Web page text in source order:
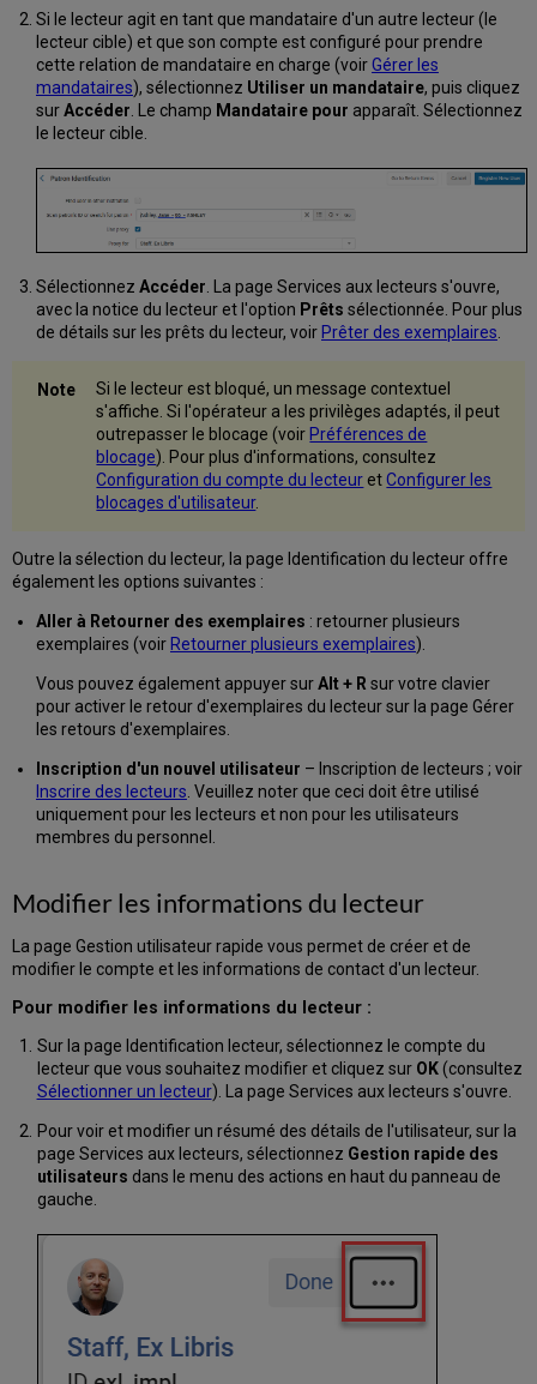
Contester
des
amendes
et
des
frais
des
amendes
des
à
des
exemplaires
manuellement
des
paiements
en
ligne
Envoyer
notifications
au
lecteur
concernant
les
et
frais
Problèmes
connus
Si le lecteur agit en tant que mandataire d'un autre lecteur (le
lecteur cible) et que son compte est configuré pour prendre
cette relation de mandataire en charge (voirGérer les
mandataires), sélectionnez Utiliser un mandataire, puis cliquez
surAccéder . Le champ Mandataire pour apparaît. Sélectionnez
le lecteur cible.
Sélectionnez Accéder . La page Services aux lecteurs s'ouvre,
avec la notice du lecteur et l'option Prêts sélectionnée. Pour plus
de détails sur les prêts du lecteur, voirPrêter des exemplaires
Si le lecteur est bloqué, un message contextuel
s'affiche. Si l'opérateur a les privilèges adaptés, il peut
outrepasser le blocage (voirPréférences de
blocage). Pour plus d'informations, consultez
Configuration du compte du lecteur etConfigurer les
blocages d'utilisateur.
Outre la sélection du lecteur, la page Identification du lecteur offre
également les options suivantes :
Aller à Retourner des exemplaires : retourner plusieurs
exemplaires (voirRetourner plusieurs exemplaires).
Vous pouvez également appuyer surAlt + R sur votre clavier
pour activer le retour d'exemplaires du lecteur sur la page Gérer
les retours d'exemplaires.
Inscription d'un nouvel utilisateur – Inscription de lecteurs ; voir
Inscrire des lecteurs . Veuillez noter que ceci doit être utilisé
uniquement pour les lecteurs et non pour les utilisateurs
membres du personnel.
Modifier les informations du lecteur
La page Gestion utilisateur rapide vous permet de créer et de
modifier le compte et les informations de contact d'un lecteur.
Pour modifier les informations du lecteur :
Sur la page Identification lecteur, sélectionnez le compte du
lecteur que vous souhaitez modifier et cliquez sur OK(consultez
Sélectionner un lecteur). La page Services aux lecteurs s'ouvre.
Pour voir et modifier un résumé des détails de l'utilisateur, sur la
page Services aux lecteurs, sélectionnez Gestion rapide des
utilisateurs dans le menu des actions en haut du panneau de
gauche.